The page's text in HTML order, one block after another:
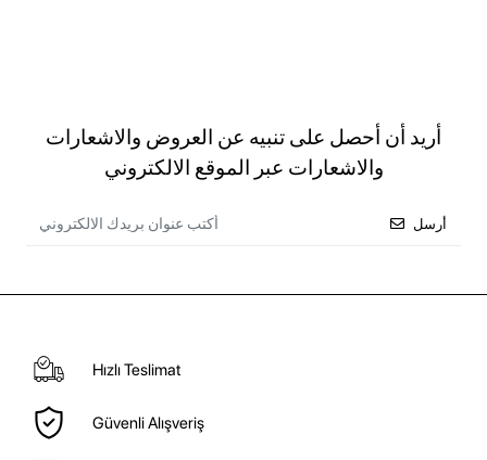
أريد أن أحصل على تنبيه عن العروض والاشعارات
والاشعارات عبر الموقع الالكتروني
أرسل
Hızlı Teslimat
Güvenli Alışveriş